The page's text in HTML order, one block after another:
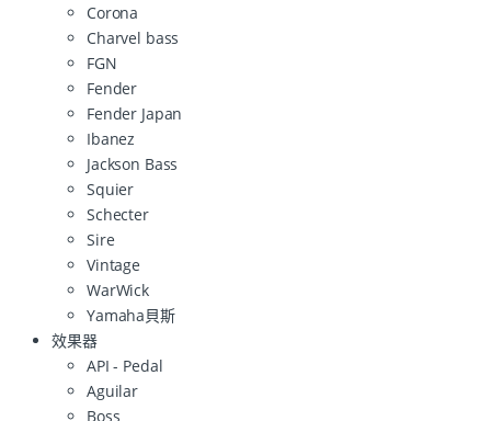
Corona
Charvel bass
FGN
Fender
Fender Japan
Ibanez
Jackson Bass
Squier
Schecter
Sire
Vintage
WarWick
Yamaha貝斯
效果器
API - Pedal
Aguilar
Boss